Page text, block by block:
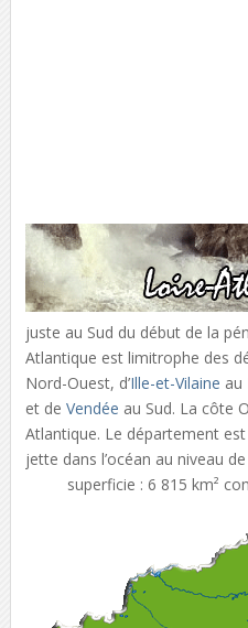
juste au Sud du début de la
Atlantique est limitrophe des
Nord-Ouest, d’Ille-et-Vilaine au
et de Vendée au Sud. La côte
Atlantique. Le département
jette dans l’océan au niveau
superficie : 6 815 km²